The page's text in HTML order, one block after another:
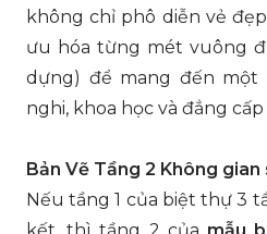
không chỉ phô diễn vẻ
ưu hóa từng mét vuông
dựng) để mang đến một
nghi, khoa học và đẳng
Bản Vẽ Tầng 2 Không
Nếu tầng 1 của biệt thự 3